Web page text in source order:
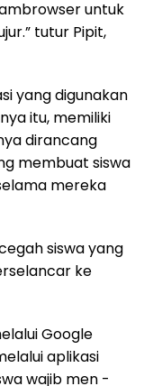
untuk
tutur Pipit,
yang digunakan
itu, memiliki
dirancang
membuat siswa
mereka
siswa yang
ke
Google
aplikasi
wajib men -